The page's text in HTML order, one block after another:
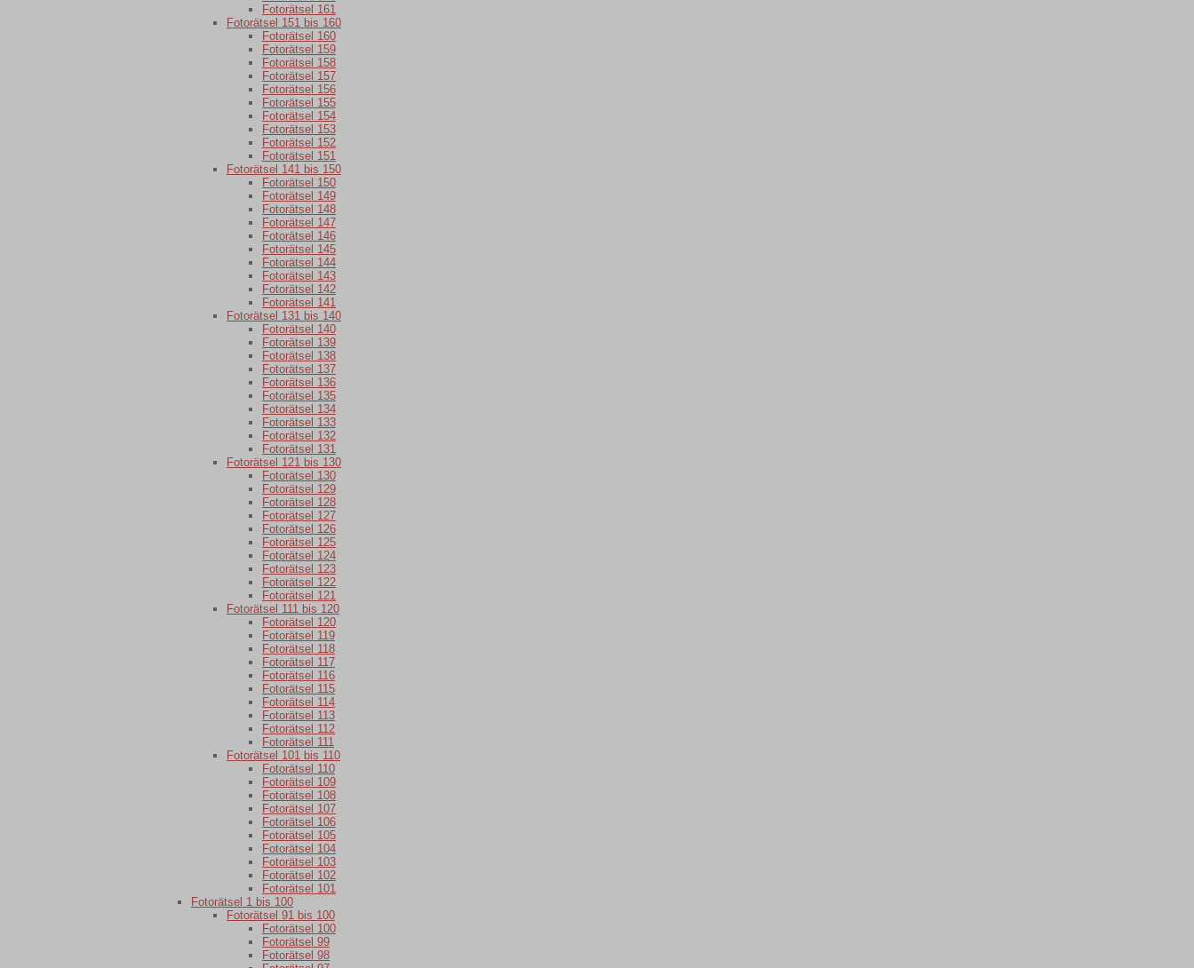
Fotorätsel 161
Fotorätsel 151 bis 160
Fotorätsel 160
Fotorätsel 159
Fotorätsel 158
Fotorätsel 157
Fotorätsel 156
Fotorätsel 155
Fotorätsel 154
Fotorätsel 153
Fotorätsel 152
Fotorätsel 151
Fotorätsel 141 bis 150
Fotorätsel 150
Fotorätsel 149
Fotorätsel 148
Fotorätsel 147
Fotorätsel 146
Fotorätsel 145
Fotorätsel 144
Fotorätsel 143
Fotorätsel 142
Fotorätsel 141
Fotorätsel 131 bis 140
Fotorätsel 140
Fotorätsel 139
Fotorätsel 138
Fotorätsel 137
Fotorätsel 136
Fotorätsel 135
Fotorätsel 134
Fotorätsel 133
Fotorätsel 132
Fotorätsel 131
Fotorätsel 121 bis 130
Fotorätsel 130
Fotorätsel 129
Fotorätsel 128
Fotorätsel 127
Fotorätsel 126
Fotorätsel 125
Fotorätsel 124
Fotorätsel 123
Fotorätsel 122
Fotorätsel 121
Fotorätsel 111 bis 120
Fotorätsel 120
Fotorätsel 119
Fotorätsel 118
Fotorätsel 117
Fotorätsel 116
Fotorätsel 115
Fotorätsel 114
Fotorätsel 113
Fotorätsel 112
Fotorätsel 111
Fotorätsel 101 bis 110
Fotorätsel 110
Fotorätsel 109
Fotorätsel 108
Fotorätsel 107
Fotorätsel 106
Fotorätsel 105
Fotorätsel 104
Fotorätsel 103
Fotorätsel 102
Fotorätsel 101
Fotorätsel 1 bis 100
Fotorätsel 91 bis 100
Fotorätsel 100
Fotorätsel 99
Fotorätsel 98